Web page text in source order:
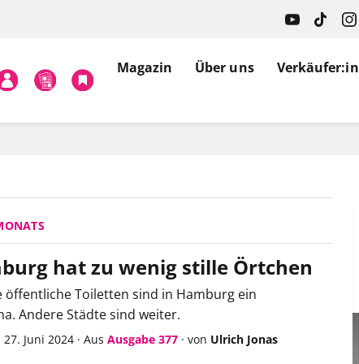
Magazin Über uns
hat zu wenig stille Örtchen
öffentliche Toiletten sind in Hamburg ein
Andere Städte sind weiter.
Juni 2024· Aus Ausgabe 377 · von Ulrich Jonas